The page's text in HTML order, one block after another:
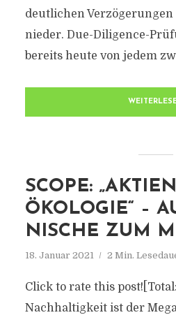
deutlichen
nieder. Due-Diligence-
bereits heute von jedem
SCOPE: „AKTIEN
ÖKOLOGIE“ –
NISCHE ZUM
18. Januar 2021 2 Min.
Click to rate this
Nachhaltigkeit ist der